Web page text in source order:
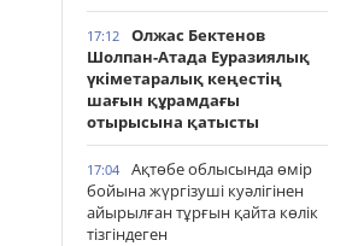
17:12
Олжас Бектенов
Шолпан-Атада Еуразиялық
үкіметаралық кеңестің
шағын құрамдағы
отырысына қатысты
17:04
Ақтөбе облысында өмір
бойына жүргізуші куәлігінен
айырылған тұрғын қайта көлік
тізгіндеген